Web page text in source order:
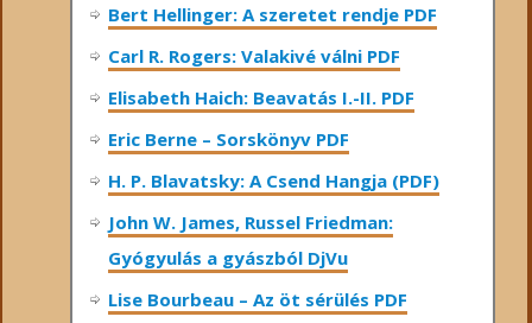
Bert Hellinger: A ​szeretet rendje PDF
Carl R. Rogers: Valakivé válni PDF
Elisabeth Haich: Beavatás I.-II. PDF
Eric Berne – Sorskönyv PDF
H. P. Blavatsky: A Csend Hangja (PDF)
John W. James, Russel Friedman:
Gyógyulás a gyászból DjVu
Lise Bourbeau – Az öt sérülés PDF